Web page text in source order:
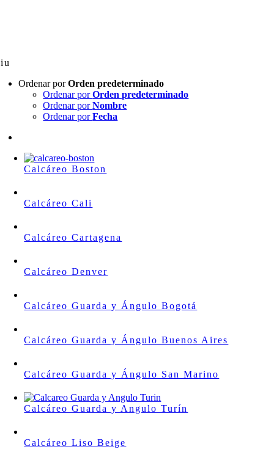
Ordenar porOrden predeterminado
Ordenar porOrden predeterminado
Ordenar porNombre
Ordenar porFecha
Calcáreo Boston
Calcáreo Cali
Calcáreo Cartagena
Calcáreo Denver
Calcáreo Guarda y Ángulo Bogotá
Calcáreo Guarda y Ángulo Buenos Aires
Calcáreo Guarda y Ángulo San Marino
Calcáreo Guarda y Angulo Turín
Calcáreo Liso Beige